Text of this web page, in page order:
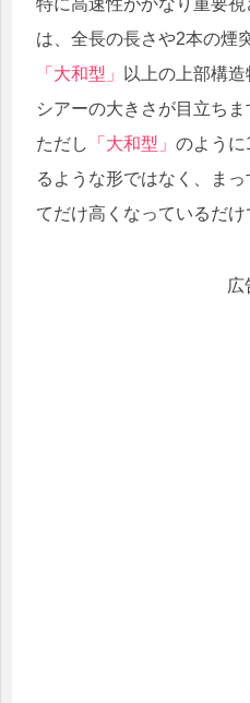
特に高速性がかなり重要視
は、全長の長さや2本の煙
「大和型」 以上の上部構
シアーの大きさが目立ちま
ただし
「大和型」 のように
るような形ではなく、ま
てだけ高くなっているだけ
広